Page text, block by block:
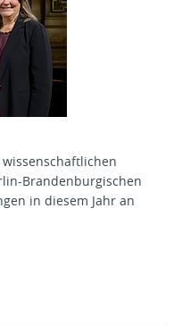
Brandenburgischen
in diesem Jahr an